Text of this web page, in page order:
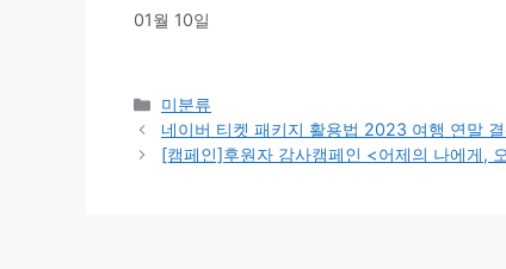
01월 10일
Categories
미분류
네이버 티켓 패키지 활용법 2023 여행 연말
[캠페인]후원자 감사캠페인 <어제의 나에게,